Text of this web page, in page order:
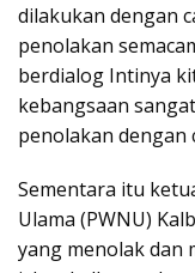
dilakukan dengan
penolakan
berdialog Intinya
kebangsaan
penolakan dengan
Sementara itu
Ulama (PWNU)
yang menolak dan